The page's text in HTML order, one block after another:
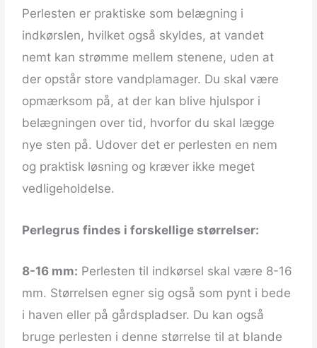
Perlesten er praktiske som belægning i
indkørslen, hvilket også skyldes, at vandet
nemt kan strømme mellem stenene, uden at
der opstår store vandplamager. Du skal være
opmærksom på, at der kan blive hjulspor i
belægningen over tid, hvorfor du skal lægge
nye sten på. Udover det er perlesten en nem
og praktisk løsning og kræver ikke meget
vedligeholdelse.
Perlegrus findes i forskellige størrelser:
8-16 mm: Perlesten til indkørsel skal være 8-16
mm. Størrelsen egner sig også som pynt i bede
i haven eller på gårdspladser. Du kan også
bruge perlesten i denne størrelse til at blande